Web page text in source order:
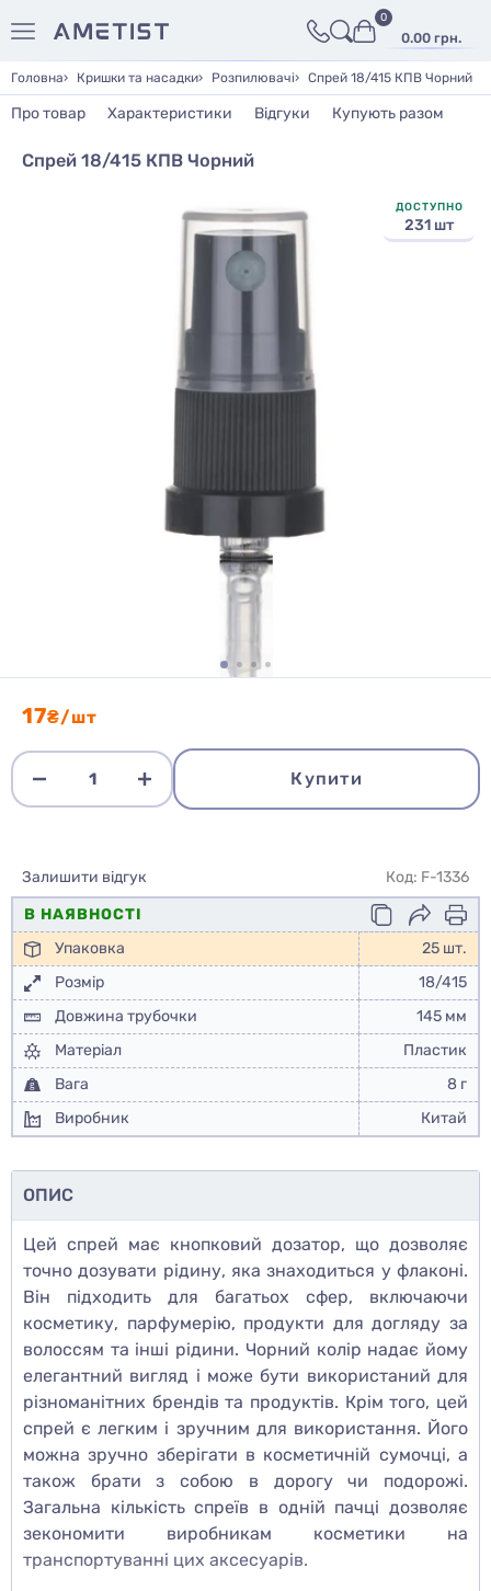
0.00 грн.
0
Головна Кришки та насадки Розпилювачі Спрей 18/415 КПВ Чорний
Про товар Характеристики Відгуки Купують разом
Спрей 18/415 КПВ Чорний
ДОСТУПНО
231 шт
17₴/шт
Купити
Залишити відгук
Код: F-1336
В НАЯВНОСТІ
Упаковка
25 шт.
Розмір
18/415
Довжина трубочки
145 мм
Матеріал
Пластик
Вага
8 г
Виробник
Китай
ОПИС
Цей спрей має кнопковий дозатор, що дозволяє
точно дозувати рідину, яка знаходиться у флаконі.
Він підходить для багатьох сфер, включаючи
косметику, парфумерію, продукти для догляду за
волоссям та інші рідини. Чорний колір надає йому
елегантний вигляд і може бути використаний для
різноманітних брендів та продуктів. Крім того, цей
спрей є легким і зручним для використання. Його
можна зручно зберігати в косметичній сумочці, а
також брати з собою в дорогу чи подорожі.
Загальна кількість спреїв в одній пачці дозволяє
зекономити виробникам косметики на
транспортуванні цих аксесуарів.